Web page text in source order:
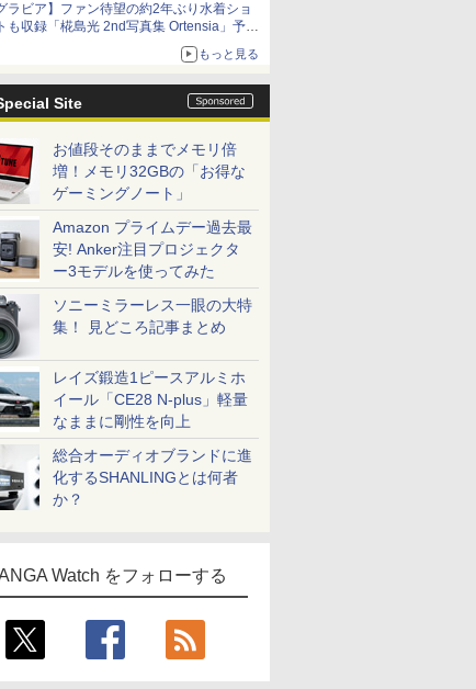
ラビア】ファン待望の約2年ぶり水着ショ
も収録「椛島光 2nd写真集 Ortensia」予約
もっと見る
Site
お値段そのままでメモリ倍
増！メモリ32GBの「お得な
ゲーミングノート」
Amazon プライムデー過去最
安! Anker注目プロジェクタ
ー3モデルを使ってみた
ソニーミラーレス一眼の大特
集！ 見どころ記事まとめ
レイズ鍛造1ピースアルミホ
イール「CE28 N-plus」軽量
なままに剛性を向上
総合オーディオブランドに進
化するSHANLINGとは何者
か？
Watch をフォローする